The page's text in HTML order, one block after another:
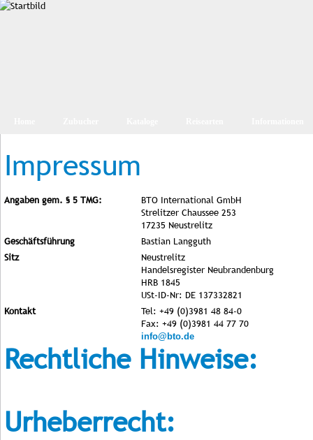
Impressum
Angaben gem. § 5 TMG:
BTO International GmbH
Strelitzer Chaussee 253
17235 Neustrelitz
Geschäftsführung
Bastian Langguth
Sitz
Neustrelitz
Handelsregister Neubrandenburg
HRB 1845
USt-ID-Nr: DE 137332821
Kontakt
Tel: +49 (0)3981 48 84-0
Fax: +49 (0)3981 44 77 70
info@bto.de
Rechtliche Hinweise:
Urheberrecht: